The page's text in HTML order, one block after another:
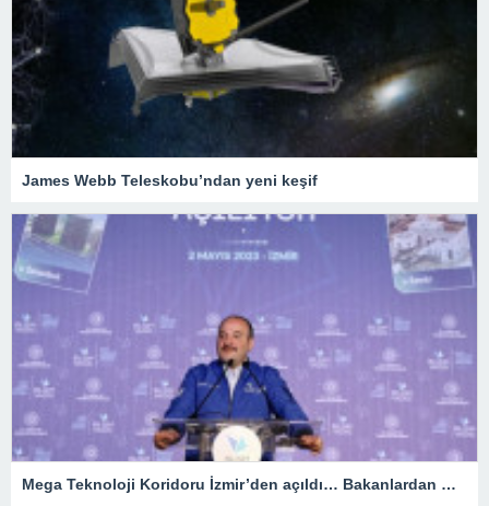
James Webb Teleskobu’ndan yeni keşif
Mega Teknoloji Koridoru İzmir’den açıldı… Bakanlardan mesaj seli!